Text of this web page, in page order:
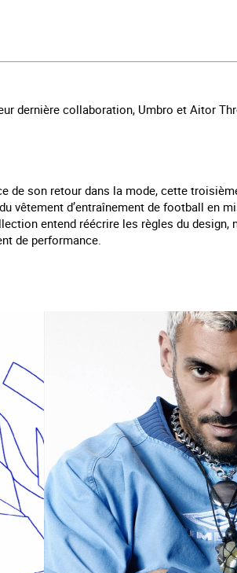
dernière collaboration, Umbro et Aitor
de son retour dans la mode, cette
vêtement d’entraînement de football en
entend réécrire les règles du
de performance.